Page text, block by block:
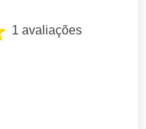
1 avaliações